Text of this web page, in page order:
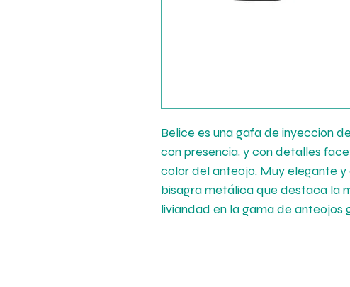
Belice es una gafa de inyeccion
con presencia, y con detalles
color del anteojo. Muy elegante y
bisagra metálica que destaca la
liviandad en la gama de anteojos